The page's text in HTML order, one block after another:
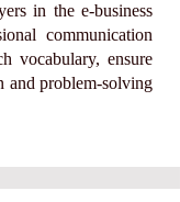
in the e-business
communication
vocabulary, ensure
and problem-solving